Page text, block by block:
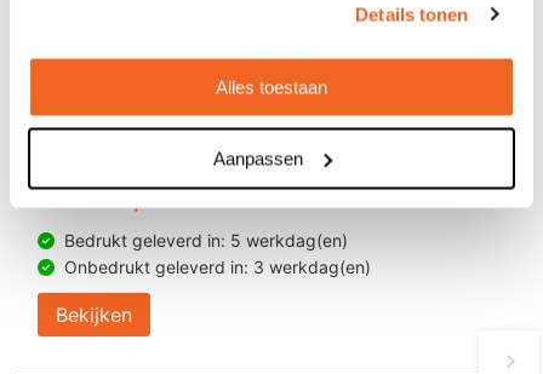
Details tonen
Alles toestaan
Aanpassen
JENS Living Geurstokjes
€ 9,15
Bedrukt geleverd in: 5 werkdag(en)
Onbedrukt geleverd in: 3 werkdag(en)
Bekijken